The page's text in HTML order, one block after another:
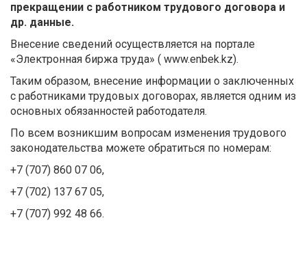
прекращении с работником трудового договора и
др. данные.
Внесение сведений осуществляется на портале
«Электронная биржа труда» ( www.enbek.kz).
Таким образом, внесение информации о заключенных
с работниками трудовых договорах, является одним из
основных обязанностей работодателя.
По всем возникшим вопросам изменения трудового
законодательства можете обратиться по номерам:
+7 (707) 860 07 06,
+7 (702) 137 67 05,
+7 (707) 992 48 66.